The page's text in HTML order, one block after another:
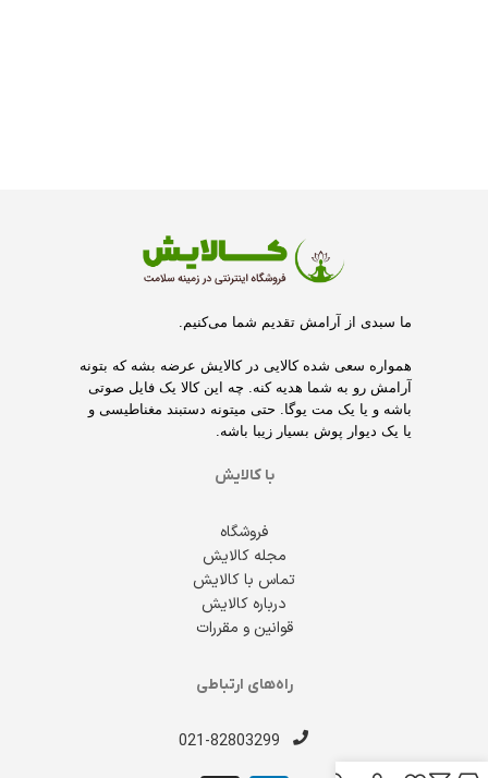
ما سبدی از آرامش تقدیم شما می‌کنیم.
همواره سعی شده کالایی در کالایش عرضه بشه که بتونه
آرامش رو به شما هدیه کنه. چه این کالا یک فایل صوتی
باشه و یا یک مت یوگا. حتی میتونه دستبند مغناطیسی و
یا یک دیوار پوش بسیار زیبا باشه.
با کالایش
فروشگاه
مجله کالایش
تماس با کالایش
درباره کالایش
قوانین و مقررات
راه‌های ارتباطی
021-82803299